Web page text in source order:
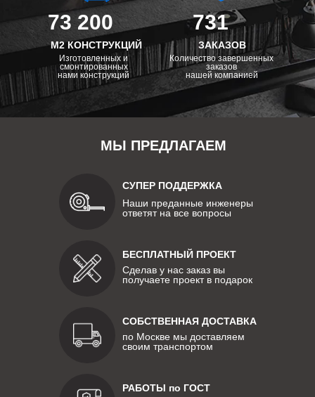
73 200
М2 КОНСТРУКЦИЙ
Изготовленных и
смонтированных
нами конструкций
731
ЗАКАЗОВ
Количество завершенных
заказов
нашей компанией
МЫ ПРЕДЛАГАЕМ
СУПЕР ПОДДЕРЖКА
Наши преданные инженеры
ответят на все вопросы
БЕСПЛАТНЫЙ ПРОЕКТ
Сделав у нас заказ вы
получаете проект в подарок
СОБСТВЕННАЯ ДОСТАВКА
по Москве мы доставляем
своим транспортом
РАБОТЫ по ГОСТ